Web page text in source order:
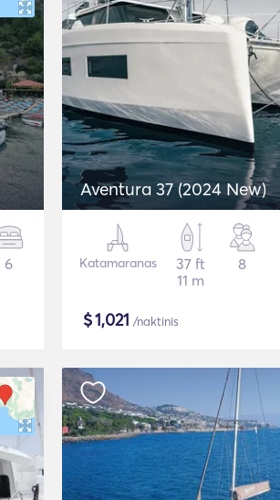
6
Aventura 37 (2024 New)
Katamaranas
37 ft
11 m
8
$1,021 /naktinis